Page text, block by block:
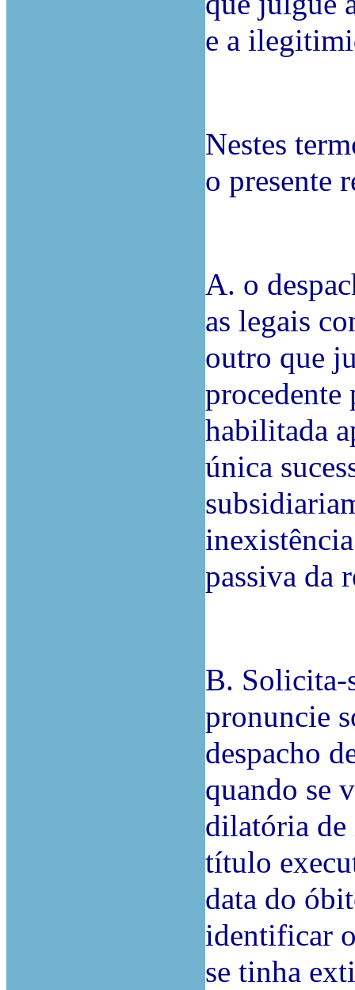
e a
Nestes
o presente
A. o
as legais
outro que
procedente
habilitada
única
passiva da
B. Solicita-
pronuncie
despacho
quando se
dilatória
título
data do
identificar
se tinha